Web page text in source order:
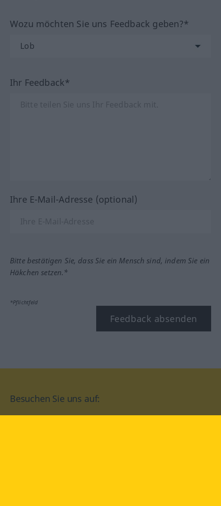
Wozu möchten Sie uns Feedback geben?*
Ihr Feedback*
Ihre E-Mail-Adresse (optional)
Bitte bestätigen Sie, dass Sie ein Mensch sind, indem Sie ein
Häkchen setzen.*
*Pflichtfeld
Feedback absenden
Besuchen Sie uns auf: